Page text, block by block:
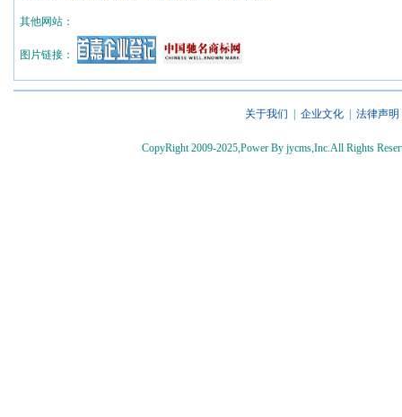
其他网站：
图片链接：
关于我们 | 企业文化 | 法律声明
CopyRight 2009-2025,Power By jycms,Inc.All Rights